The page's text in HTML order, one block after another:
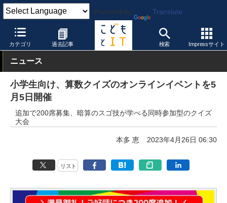
Powered by Translate
カテゴリ 過去記事 検索 Impressサイト
こどもとIT イベント・セミナー
ニュース
小学生向け、算数クイズのオンラインイベントを5
月5日開催
追加で200席募集、暗算のスゴ技が学べる同時参加型のクイズ
大会
本多 恵 2023年4月26日 06:30
リスト